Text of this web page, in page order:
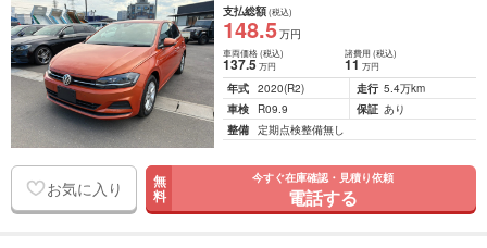
支払総額(税込)
148.5万円
車両価格(税込)
137.5万円
諸費用 (税込)
11 万円
年式 2020(R2) 走行 5.4万km
車検
R09.9 保証 あり
整備 定期点検整備無し
お気に入り 無
料
今すぐ在庫確認・見積り依頼
電話する